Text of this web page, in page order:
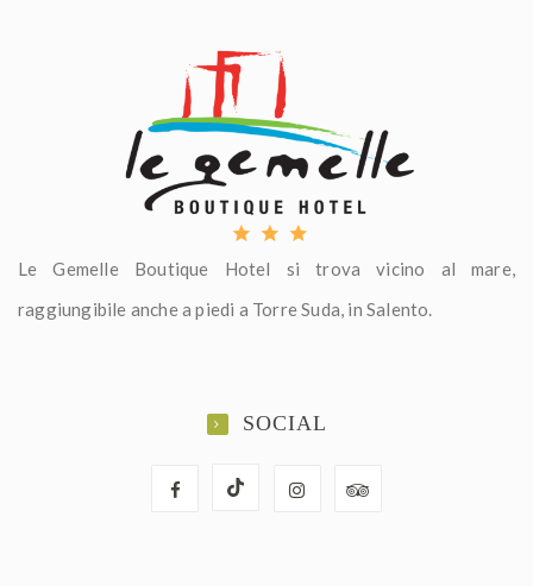
Le Gemelle Boutique Hotel si trova vicino al mare,
raggiungibile anche a piedi a Torre Suda, in Salento.
SOCIAL